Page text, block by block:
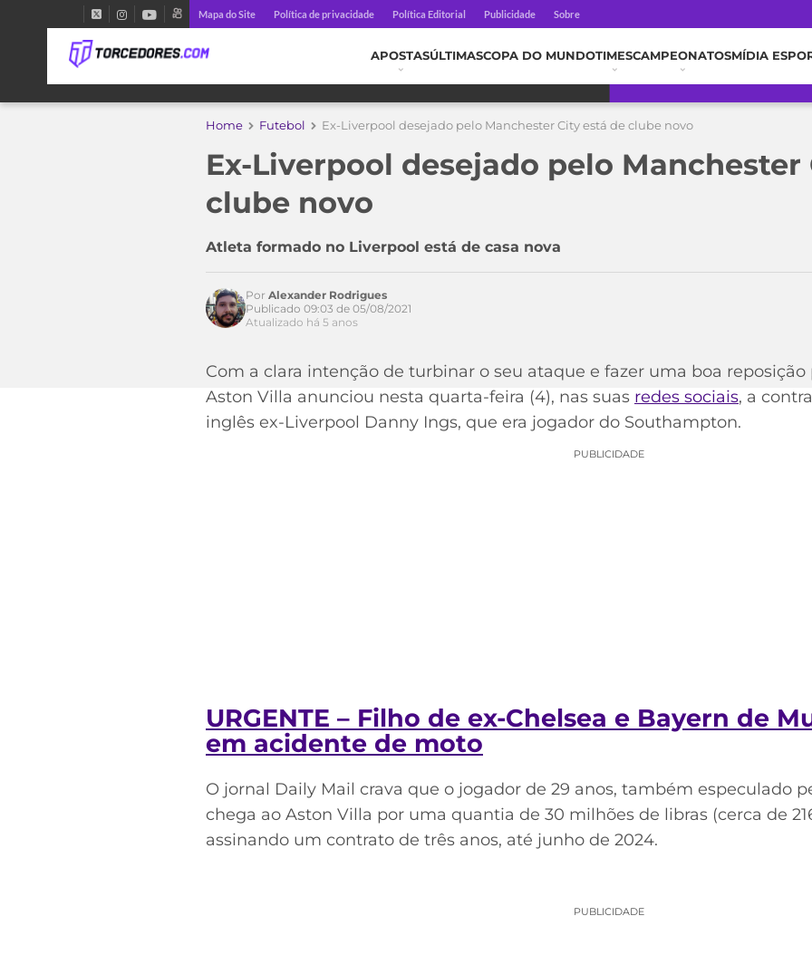
Mapa do Site Política de privacidade Política Editorial Publicidade Sobre
APOSTASÚLTIMASCOPA DO MUNDOTIMESCAMPEONATOSMÍDIA
Home Futebol Ex-Liverpool desejado pelo Manchester City está de clube novo
Ex-Liverpool desejado pelo Manchester
clube novo
Atleta formado no Liverpool está de casa nova
Acesse o perfil do autor
Por Alexander Rodrigues
Publicado 09:03 de 05/08/2021
Atualizado há 5 anos
Com a clara intenção de turbinar o seu ataque e fazer uma boa reposição
Aston Villa anunciou nesta quarta-feira (4), nas suas redes sociais, a
inglês ex-Liverpool Danny Ings, que era jogador do Southampton.
PUBLICIDADE
URGENTE – Filho de ex-Chelsea e Bayern de
em acidente de moto
O jornal Daily Mail crava que o jogador de 29 anos, também especulado
chega ao Aston Villa por uma quantia de 30 milhões de libras (cerca de
assinando um contrato de três anos, até junho de 2024.
PUBLICIDADE